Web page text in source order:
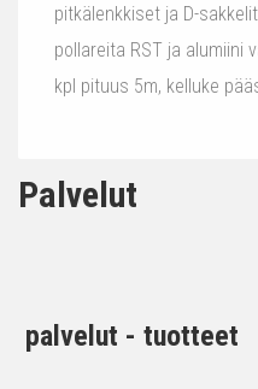
pitkälenkkiset ja D-
pollareita RST ja alumiini
kpl pituus 5m, kelluke
Palvelut
palvelut - tuotteet